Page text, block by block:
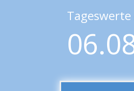
Tageswerte